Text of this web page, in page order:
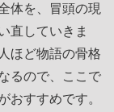
体を、冒頭の現
直していきま
ほど物語の骨格
るので、ここで
おすすめです。